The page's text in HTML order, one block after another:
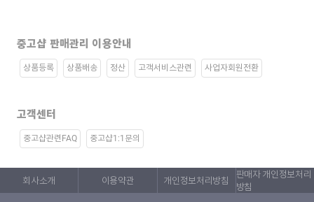
중고샵 판매관리 이용안내
상품등록 상품배송 정산 고객서비스관련 사업자회원전환
고객센터
중고샵관련FAQ 중고샵1:1문의
회사소개 이용약관 개인정보처리방침
판매자 개인정보처리
방침